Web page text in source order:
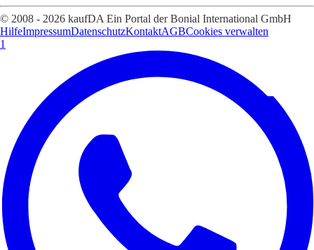
© 2008 - 2026 kaufDA Ein Portal der Bonial International GmbH
HilfeImpressumDatenschutzKontaktAGBCookies verwalten
1